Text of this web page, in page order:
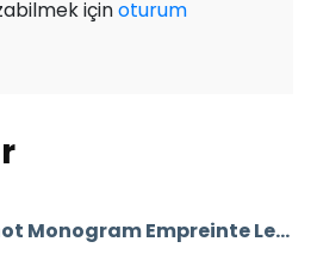
içinoturum
A+ Louis Vuitton Junot Monogram Empreinte Leather